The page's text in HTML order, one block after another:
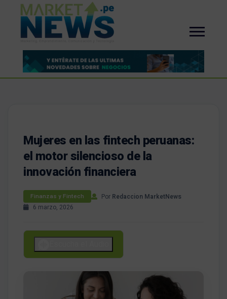
Mujeres en las fintech peruanas:
el motor silencioso de la
innovación financiera
Finanzas y Fintech Por Redaccion MarketNews
6 marzo, 2026